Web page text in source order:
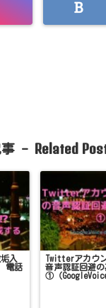
- Related
入
電話
Twitterアカウ
音声認証回避
①（